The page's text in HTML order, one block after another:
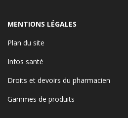
MENTIONS LÉGALES
Plan du site
Infos santé
Droits et devoirs du pharmacien
Gammes de produits